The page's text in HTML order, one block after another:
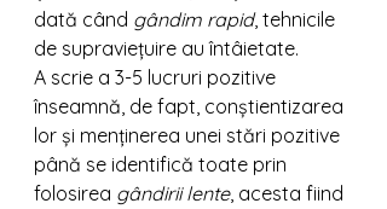
dată când gândim rapid, tehnicile
de supraviețuire au întâietate.
A scrie a 3-5 lucruri pozitive
înseamnă, de fapt, conștientizarea
lor și menținerea unei stări pozitive
până se identifică toate prin
folosirea gândirii lente, acesta fiind